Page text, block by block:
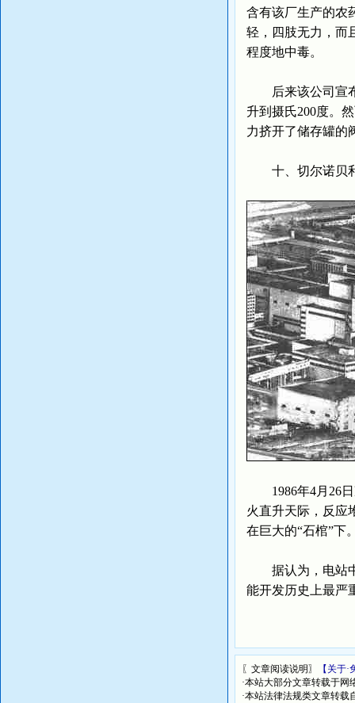
含有该厂生产的农
轻，四肢无力，而
程度地中毒。
后来该公司宣布
升到摄氏200度。
力挤开了储存罐的
十、切尔诺贝利
1986年4月26日
火直升天际，反应
在巨大的“石棺”下
据认为，电站中
能开发历史上最严
〖文章阅读说明〗
【关于
·本站大部分文章转载于
·本站法律法规类文章转